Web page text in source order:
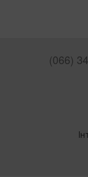
(066)